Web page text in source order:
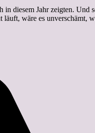
diesem Jahr zeigten.
wäre es unverschämt,